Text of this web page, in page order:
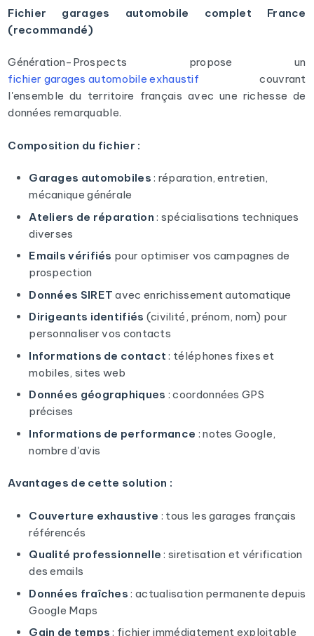
Fichier garages automobile complet France
(recommandé)
Génération-Prospects propose un
fichier garages automobile exhaustif couvrant
l'ensemble du territoire français avec une richesse de
données remarquable.
Composition du fichier :
Garages automobiles : réparation, entretien,
mécanique générale
Ateliers de réparation : spécialisations techniques
diverses
Emails vérifiés pour optimiser vos campagnes de
prospection
Données SIRET avec enrichissement automatique
Dirigeants identifiés (civilité, prénom, nom) pour
personnaliser vos contacts
Informations de contact : téléphones fixes et
mobiles, sites web
Données géographiques : coordonnées GPS
précises
Informations de performance : notes Google,
nombre d'avis
Avantages de cette solution :
Couverture exhaustive : tous les garages français
référencés
Qualité professionnelle : siretisation et vérification
des emails
Données fraîches : actualisation permanente depuis
Google Maps
Gain de temps : fichier immédiatement exploitable